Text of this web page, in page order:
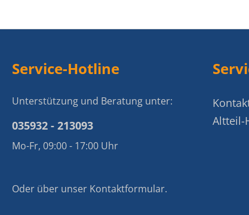
Service-Hotline
Unterstützung und Beratung unter:
035932 - 213093
Mo-Fr, 09:00 - 17:00 Uhr
Oder über unser Kontaktformular.
Altteil-